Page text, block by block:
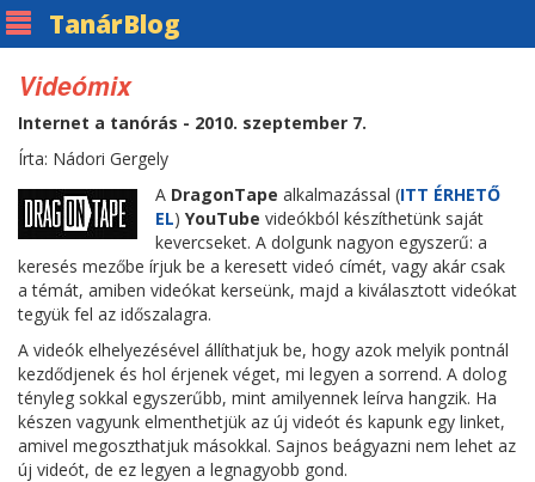
TanárBlog
Videómix
Internet a tanórás - 2010. szeptember 7.
Írta: Nádori Gergely
A DragonTape alkalmazással (ITT ÉRHETŐ
EL) YouTube videókból készíthetünk saját
kevercseket. A dolgunk nagyon egyszerű: a
keresés mezőbe írjuk be a keresett videó címét, vagy akár csak
a témát, amiben videókat kerseünk, majd a kiválasztott videókat
tegyük fel az időszalagra.
A videók elhelyezésével állíthatjuk be, hogy azok melyik pontnál
kezdődjenek és hol érjenek véget, mi legyen a sorrend. A dolog
tényleg sokkal egyszerűbb, mint amilyennek leírva hangzik. Ha
készen vagyunk elmenthetjük az új videót és kapunk egy linket,
amivel megoszthatjuk másokkal. Sajnos beágyazni nem lehet az
új videót, de ez legyen a legnagyobb gond.